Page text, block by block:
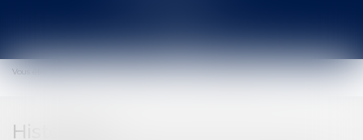
Ouvrir
le
Vous êtes ici :
Historique